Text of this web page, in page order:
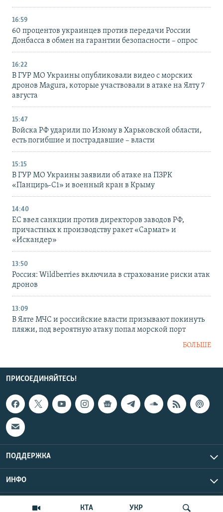
КТА УКР
16:59
60 процентов украинцев против передачи России
Донбасса в обмен на гарантии безопасности – опрос
16:22
В ГУР МО Украины опубликовали видео с морских
дронов Magura, которые участвовали в атаке на Ялту 7
августа
15:47
Войска РФ ударили по Изюму в Харьковской области,
есть погибшие и пострадавшие – власти
15:15
В ГУР МО Украины заявили об атаке на ПЗРК
«Панцирь-С1» и военный кран в Крыму
14:40
ЕС ввел санкции против директоров заводов РФ,
причастных к производству ракет «Сармат» и
«Искандер»
13:50
Россия: Wildberries включила в страхование риски атак
дронов
13:09
В Ялте МЧС и российские власти призывают покинуть
пляжи, под вероятную атаку попал морской порт
БОЛЬШЕ
ПРИСОЕДИНЯЙТЕСЬ!
ПОДДЕРЖКА
ИНФО
Copyright Крым.Реалии, 2026 | Все права защищены.
UTC+3